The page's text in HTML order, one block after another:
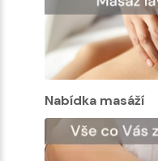
Nabídka